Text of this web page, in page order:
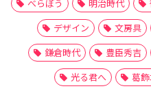
べらぼう
明治時代
デザイン
文房具
鎌倉時代
豊臣秀吉
光る君へ
葛